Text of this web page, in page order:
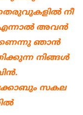
നീ
എന്നാല്‍ അവന്‍
ഞാന്‍
നിങ്ങള്‍
സകല